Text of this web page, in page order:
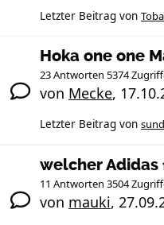
Letzter Beitrag von
Hoka one one
23 Antworten 5374
von Mecke,
Letzter Beitrag von
welcher Adidas
11 Antworten 3504
von mauki,